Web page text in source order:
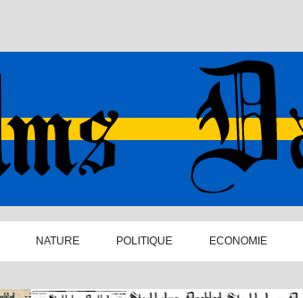
NATURE POLITIQUE ECONOMIE